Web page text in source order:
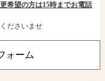
希望の方は15時までお電話
ださいませ
ォーム